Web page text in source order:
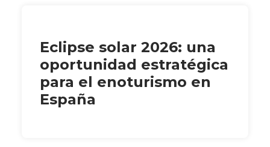
Eclipse solar 2026: una
oportunidad estratégica
para el enoturismo en
España